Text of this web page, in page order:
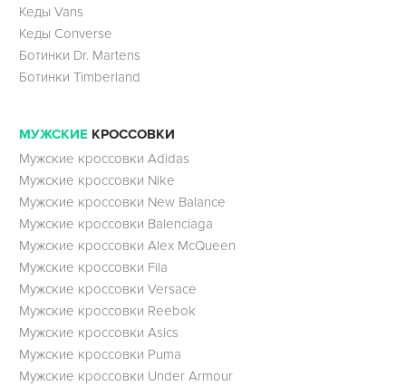
Кеды Vans
Кеды Converse
Ботинки Dr. Martens
Ботинки Timberland
МУЖСКИЕ КРОССОВКИ
Мужские кроссовки Adidas
Мужские кроссовки Nike
Мужские кроссовки New Balance
Мужские кроссовки Balenciaga
Мужские кроссовки Alex McQueen
Мужские кроссовки Fila
Мужские кроссовки Versace
Мужские кроссовки Reebok
Мужские кроссовки Asics
Мужские кроссовки Puma
Мужские кроссовки Under Armour